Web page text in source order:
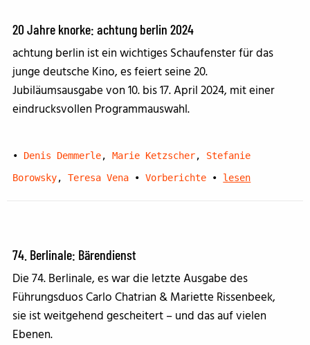
20 Jahre knorke: achtung berlin 2024
achtung berlin ist ein wichtiges Schaufenster für das
junge deutsche Kino, es feiert seine 20.
Jubiläumsausgabe von 10. bis 17. April 2024, mit einer
eindrucksvollen Programmauswahl.
• Denis Demmerle,Marie Ketzscher, Stefanie
Borowsky,Teresa Vena • Vorberichte • lesen
74. Berlinale: Bärendienst
Die 74. Berlinale, es war die letzte Ausgabe des
Führungsduos Carlo Chatrian & Mariette Rissenbeek,
sie ist weitgehend gescheitert – und das auf vielen
Ebenen.